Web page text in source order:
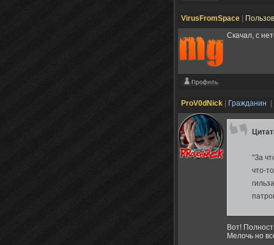
VirusFromSpace
Скачал, с
ProV0dNick Гражданин
"За
что-
Вот!
Мелочь но